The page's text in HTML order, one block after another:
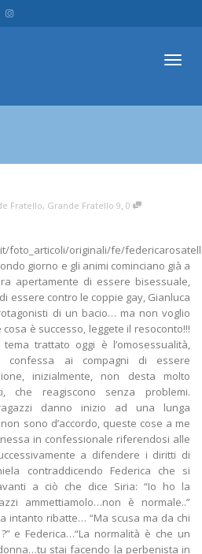
Fratello, Grande Fratello 9, 0
foto_articoli/originali/fe/
giorno e gli animi cominciano già a
apertamente di essere bisessuale,
essere contro le coppie gay, Gianluca
di un bacio… ma non voglio
è successo, leggete il resoconto!!!
trattato oggi è l’omosessualità,
confessa ai compagni di essere
inizialmente, non desta molto
che reagiscono senza problemi.
danno inizio ad una lunga
sono d’accordo, queste cose a me
in confessionale riferendosi alle
a difendere i diritti di
contraddicendo Federica che si
a ciò che dice Siria: “Io ho la
ammettiamolo…non è normale..”
intanto ribatte… “Ma scusa ma da chi
e Federica…“La normalità è che un
stai facendo la perbenista in